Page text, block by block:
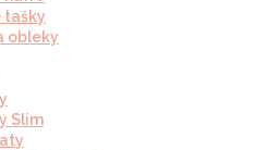
tašky
obleky
Slim